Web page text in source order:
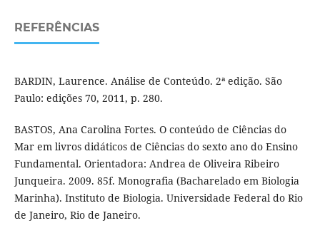
REFERÊNCIAS
BARDIN, Laurence. Análise de Conteúdo. 2ª edição. São
Paulo: edições 70, 2011, p. 280.
BASTOS, Ana Carolina Fortes. O conteúdo de Ciências do
Mar em livros didáticos de Ciências do sexto ano do Ensino
Fundamental. Orientadora: Andrea de Oliveira Ribeiro
Junqueira. 2009. 85f. Monografia (Bacharelado em Biologia
Marinha). Instituto de Biologia. Universidade Federal do Rio
de Janeiro, Rio de Janeiro.